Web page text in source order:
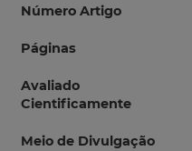
Número Artigo
Páginas
Avaliado
Cientificamente
Meio de Divulgação